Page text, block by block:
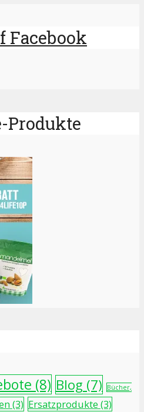
Facebook
Produkte
(8) Blog (7) Bücher,
(3) Ersatzprodukte (3)